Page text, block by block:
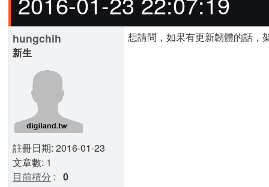
hungchih
新生
註冊日期: 2016-01-23
文章數: 1
目前積分 : 0
想請問，如果有更新韌體的話，